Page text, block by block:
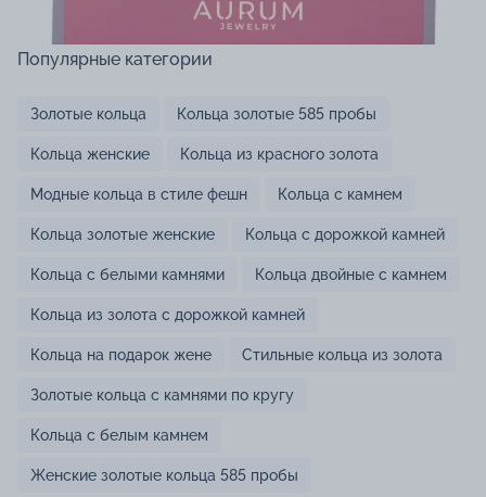
Популярные категории
Золотые кольца Кольца золотые 585 пробы
Кольца женские Кольца из красного золота
Модные кольца в стиле фешн Кольца с камнем
Кольца золотые женские Кольца с дорожкой камней
Кольца с белыми камнями Кольца двойные с камнем
Кольца из золота с дорожкой камней
Кольца на подарок жене Стильные кольца из золота
Золотые кольца с камнями по кругу
Кольца с белым камнем
Женские золотые кольца 585 пробы